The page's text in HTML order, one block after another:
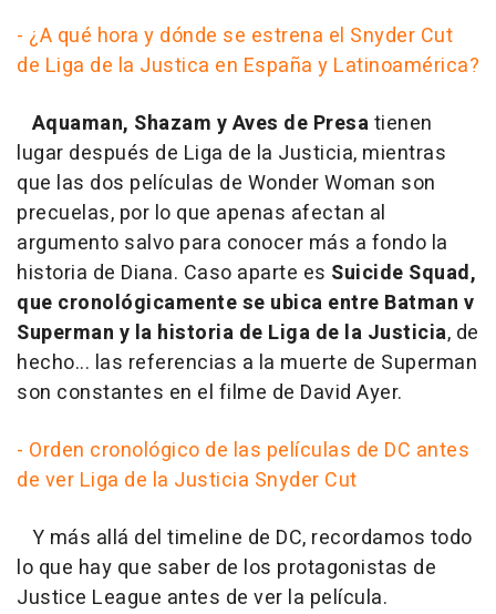
- ¿A qué hora y dónde se estrena el Snyder Cut
de Liga de la Justica en España y Latinoamérica?
Aquaman, Shazam y Aves de Presatienen
lugar después de Liga de la Justicia, mientras
que las dos películas de Wonder Woman son
precuelas, por lo que apenas afectan al
argumento salvo para conocer más a fondo la
historia de Diana. Caso aparte es Suicide Squad,
que cronológicamente se ubica entre Batman v
Superman y la historia de Liga de la Justicia, de
hecho... las referencias a la muerte de Superman
son constantes en el filme de David Ayer.
- Orden cronológico de las películas de DC antes
de ver Liga de la Justicia Snyder Cut
Y más allá del timeline de DC, recordamos todo
lo que hay que saber de los protagonistas de
Justice League antes de ver la película.